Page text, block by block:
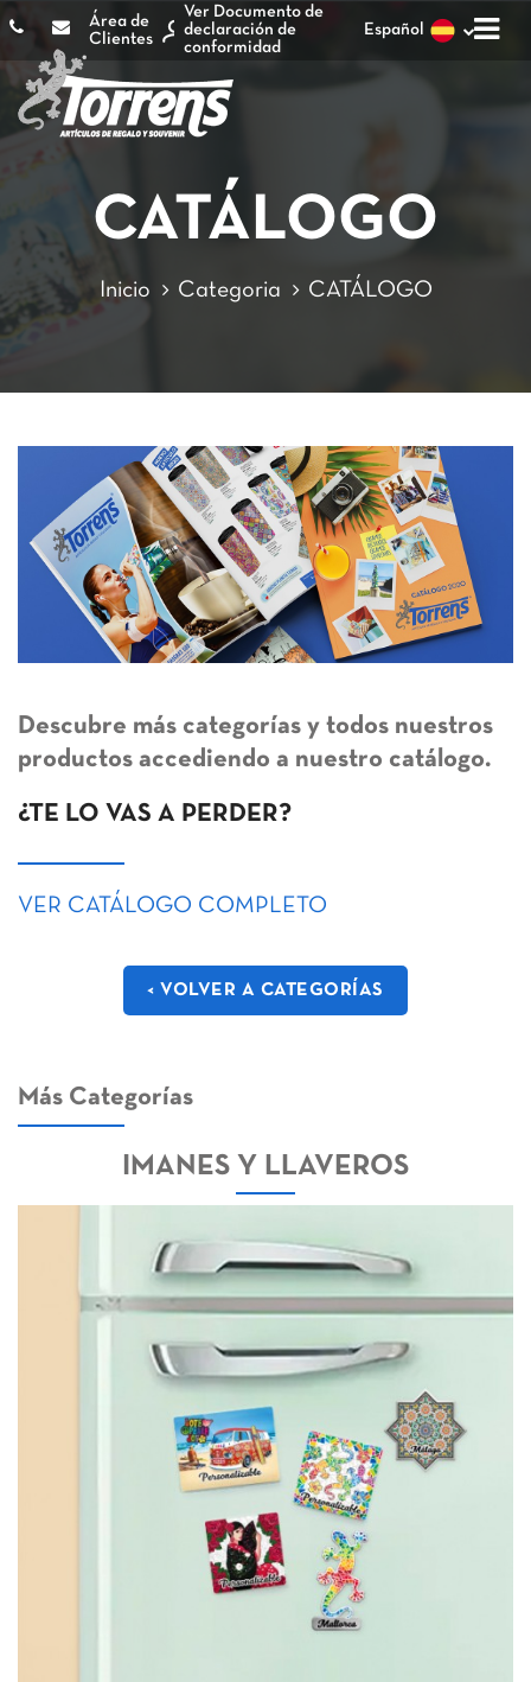
Área de
Clientes
Ver Documento de
declaración de
conformidad
Español
CATÁLOGO
Inicio Categoria CATÁLOGO
Descubre más categorías y todos nuestros
productos accediendo a nuestro catálogo.
¿TE LO VAS A PERDER?
VER CATÁLOGO COMPLETO
< VOLVER A CATEGORÍAS
Más Categorías
IMANES Y LLAVEROS